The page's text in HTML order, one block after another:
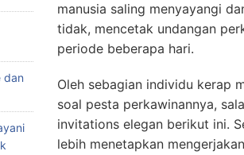
manusia saling menyayangi
tidak, mencetak undangan
periode beberapa hari.
Oleh sebagian individu kerap
soal pesta perkawinannya,
invitations elegan berikut ini.
lebih menetapkan
dan